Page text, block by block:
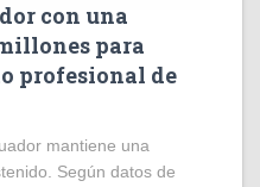
con una
para
profesional de
mantiene una
Según datos de